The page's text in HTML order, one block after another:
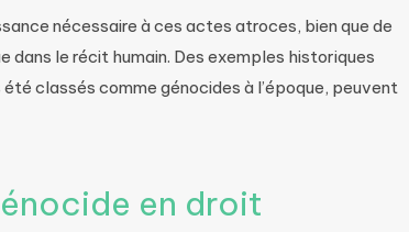
nécessaire à ces actes atroces, bien que de
dans le récit humain. Des exemples historiques
classés comme génocides à l’époque, peuvent
en droit